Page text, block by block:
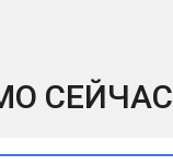
СЕЙЧАС